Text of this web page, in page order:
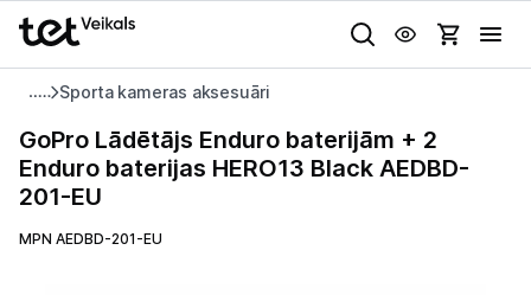
Uz kategorijam Uz galveno saturu
Sporta kameras aksesuāri
Pasūtījuma statuss
GoPro
Lādētājs
Enduro
baterijām
+
GoPro Lādētājs Enduro baterijām + 2
Enduro baterijas HERO13 Black AEDBD-
201-EU
MPN AEDBD-201-EU